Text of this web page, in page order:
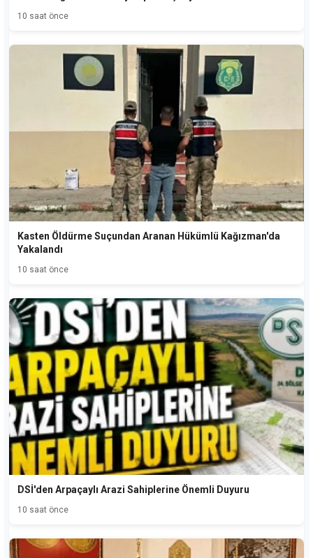
10 saat önce
Kasten Öldürme Suçundan Aranan Hükümlü Kağızman'da
Yakalandı
10 saat önce
DSİ'den Arpaçaylı Arazi Sahiplerine Önemli Duyuru
10 saat önce